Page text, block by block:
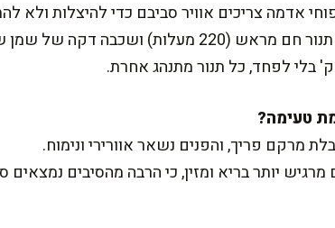
אדמה צריכים אוויר סביבם כדי להיצלות ולא
עוד שני דברים שעושים הבדל ענק: תנור חם
מרקם פריך, והפנים נשאר אוורירי ונימוח.
יותר בריא ומזין, כי הרבה מהסיבים נמצאים